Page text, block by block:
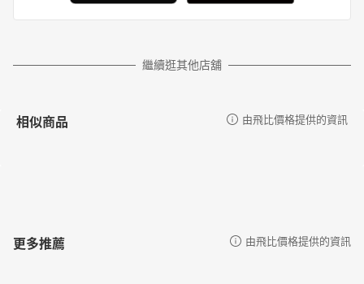
繼續逛其他店舖
相似商品 由飛比價格提供的資訊
更多推薦 由飛比價格提供的資訊